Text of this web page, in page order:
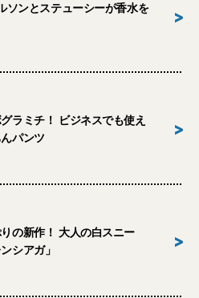
ソンとステューシーが香水を
>
ラミチ！ ビジネスでも使え
パンツ
>
の新作！ 大人の白スニー
シアガ」
>